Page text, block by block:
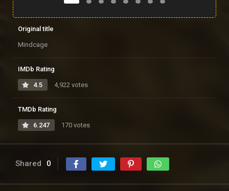
Original title
Mindcage
IMDb Rating
4.5 4,922 votes
TMDb Rating
6.247 170 votes
Shared 0